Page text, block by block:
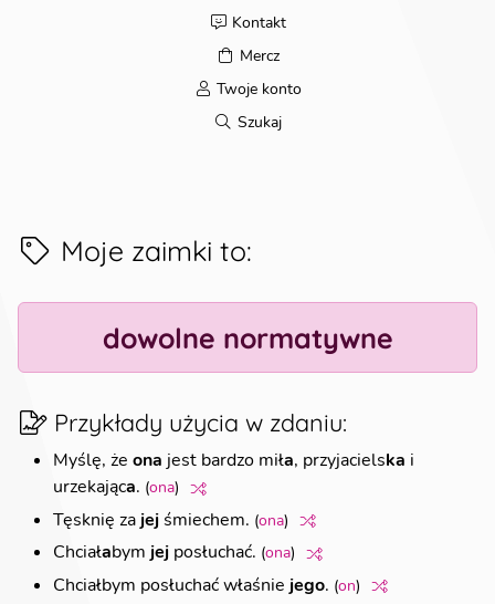
Kontakt
Mercz
Twoje konto
Szukaj
Moje zaimki to:
dowolne normatywne
Przykłady użycia w zdaniu:
Myślę, że ona jest bardzo miła, przyjacielska i
urzekająca. (ona)
Tęsknię za jej śmiechem. (ona)
Chciałabym jej posłuchać. (ona)
Chciałbym posłuchać właśnie jego. (on)